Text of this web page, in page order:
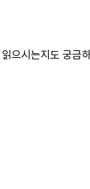
으시는지도 궁금